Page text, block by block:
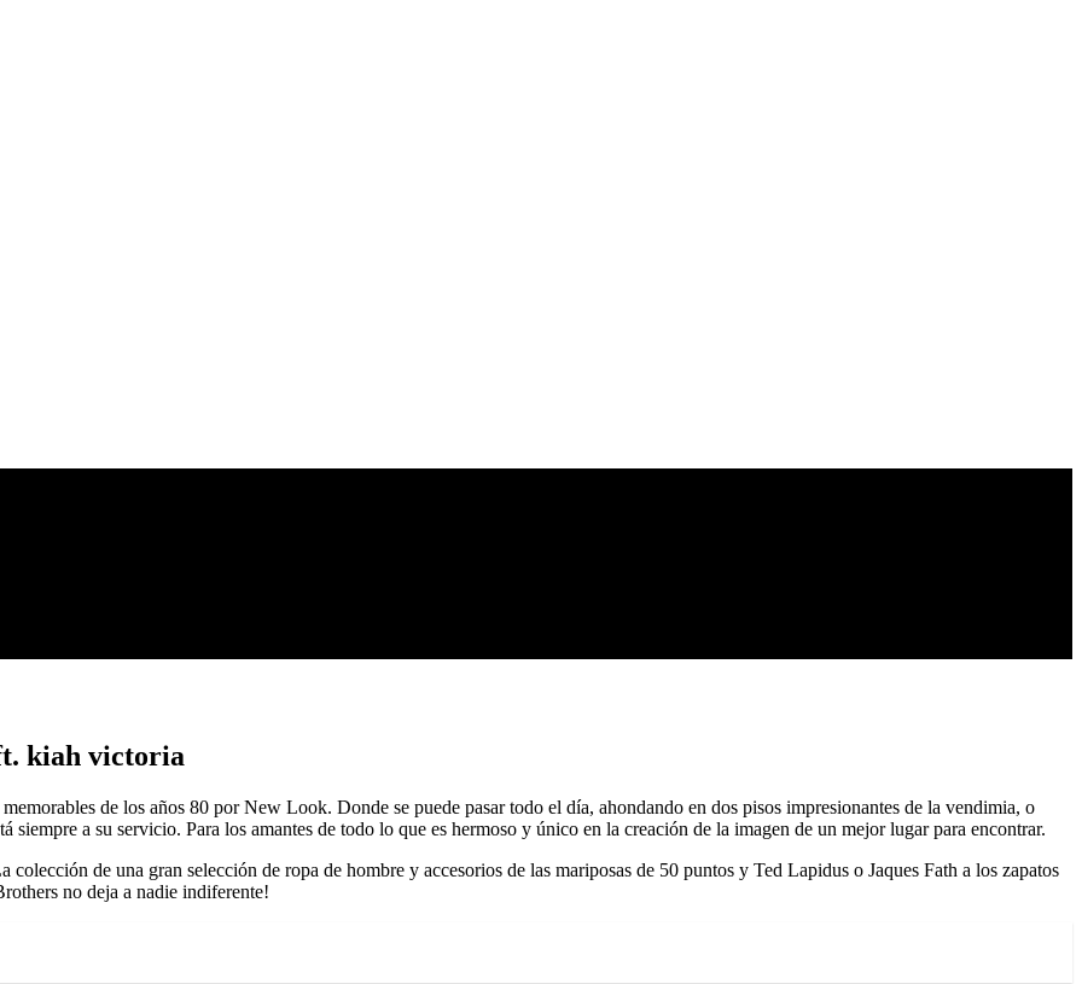
kiah victoria
de los años 80 por New Look. Donde se puede pasar todo el día, ahondando en dos pisos impresionantes de la vendimia, o
siempre a su servicio. Para los amantes de todo lo que es hermoso y único en la creación de la imagen de un mejor lugar para encontrar.
de una gran selección de ropa de hombre y accesorios de las mariposas de 50 puntos y Ted Lapidus o Jaques Fath a los zapatos
no deja a nadie indiferente!